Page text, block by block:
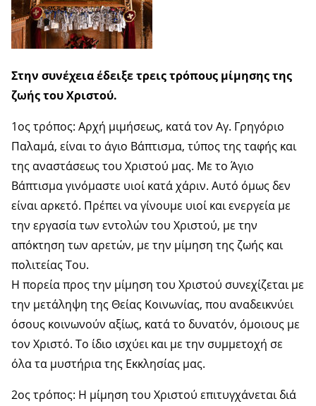
Στην συνέχεια έδειξε τρεις τρόπους μίμησης της
ζωής του Χριστού.
1ος τρόπος: Αρχή μιμήσεως, κατά τον Αγ. Γρηγόριο
Παλαμά, είναι το άγιο Βάπτισμα, τύπος της ταφής και
της αναστάσεως του Χριστού μας. Με το Άγιο
Βάπτισμα γινόμαστε υιοί κατά χάριν. Αυτό όμως δεν
είναι αρκετό. Πρέπει να γίνουμε υιοί και ενεργεία με
την εργασία των εντολών του Χριστού, με την
απόκτηση των αρετών, με την μίμηση της ζωής και
πολιτείας Του.
Η πορεία προς την μίμηση του Χριστού συνεχίζεται με
την μετάληψη της Θείας Κοινωνίας, που αναδεικνύει
όσους κοινωνούν αξίως, κατά το δυνατόν, όμοιους με
τον Χριστό. Το ίδιο ισχύει και με την συμμετοχή σε
όλα τα μυστήρια της Εκκλησίας μας.
2ος τρόπος: Η μίμηση του Χριστού επιτυγχάνεται διά